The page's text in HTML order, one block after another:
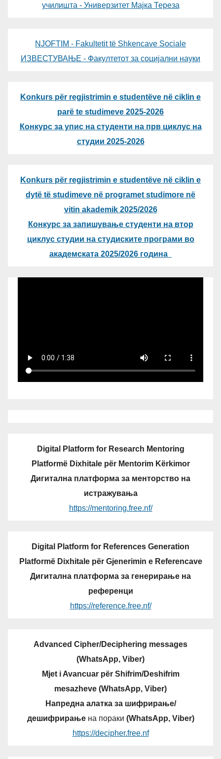
училишта - Универзитет Мајка Тереза
NJOFTIM - Fakultetit të Shkencave Sociale
ИЗВЕСТУВАЊЕ - Факултетот за социјални науки
Konkurs për regjistrimin e studentëve në ciklin e
parë te studimeve 2025-2026
Конкурс за упис на студенти на прв циклус на
студии 2025-2026
Konkurs për regjistrimin e studentëve në ciklin e
dytë të studimeve në programet studimore në
vitin akademik 2025/2026
Конкурс за запишување студенти на втор
циклус студии на студиските програми во
академската 2025/2026 година
Digital Platform for Research Mentoring
Platformë Dixhitale për Mentorim Kërkimor
Дигитална платформа за менторство на
истражувања
https://mentoring.free.nf/
Digital Platform for References Generation
Platformë Dixhitale për Gjenerimin e Referencave
Дигитална платформа за генерирање на
референци
https://reference.free.nf/
Advanced Cipher/Deciphering messages
(WhatsApp, Viber)
Mjet i Avancuar për Shifrim/Deshifrim
mesazheve (WhatsApp, Viber)
Напредна алатка за шифрирање/
дешифрирањена пораки (WhatsApp, Viber)
https://decipher.free.nf